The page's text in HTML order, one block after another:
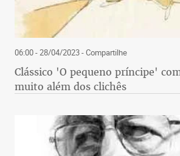
06:00 - 28/04/2023- Compartilhe
Clássico 'O pequeno príncipe'
muito além dos clichês